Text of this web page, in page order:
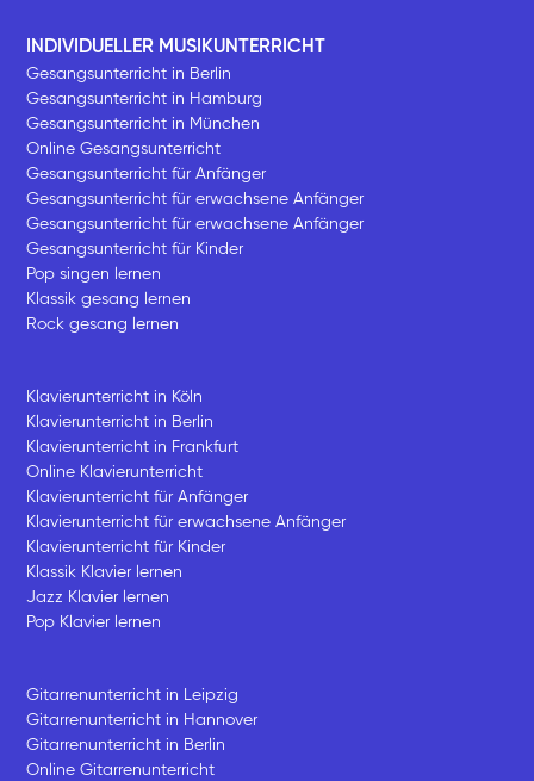
INDIVIDUELLER MUSIKUNTERRICHT
Gesangsunterricht in Berlin
Gesangsunterricht in Hamburg
Gesangsunterricht in München
Online Gesangsunterricht
Gesangsunterricht für Anfänger
Gesangsunterricht für erwachsene Anfänger
Gesangsunterricht für erwachsene Anfänger
Gesangsunterricht für Kinder
Pop singen lernen
Klassik gesang lernen
Rock gesang lernen
Klavierunterricht in Köln
Klavierunterricht in Berlin
Klavierunterricht in Frankfurt
Online Klavierunterricht
Klavierunterricht für Anfänger
Klavierunterricht für erwachsene Anfänger
Klavierunterricht für Kinder
Klassik Klavier lernen
Jazz Klavier lernen
Pop Klavier lernen
Gitarrenunterricht in Leipzig
Gitarrenunterricht in Hannover
Gitarrenunterricht in Berlin
Online Gitarrenunterricht